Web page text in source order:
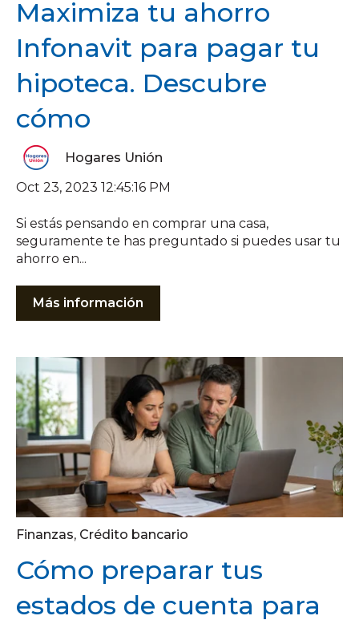
Maximiza tu ahorro
Infonavit para pagar tu
hipoteca. Descubre
cómo
Hogares Unión
Oct 23, 2023 12:45:16 PM
Si estás pensando en comprar una casa,
seguramente te has preguntado si puedes usar tu
ahorro en...
Más información
Finanzas, Crédito bancario
Cómo preparar tus
estados de cuenta para